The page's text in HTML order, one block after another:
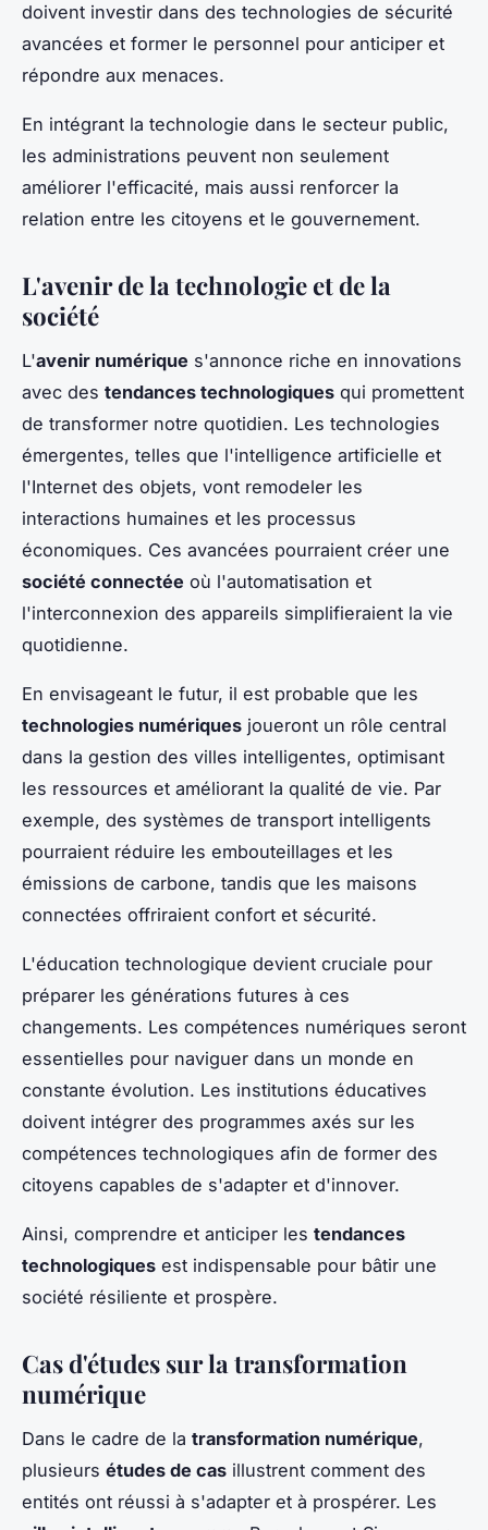
doivent investir dans des technologies de sécurité
avancées et former le personnel pour anticiper et
répondre aux menaces.
En intégrant la technologie dans le secteur public,
les administrations peuvent non seulement
améliorer l'efficacité, mais aussi renforcer la
relation entre les citoyens et le gouvernement.
L'avenir de la technologie et de la
société
L'avenir numérique s'annonce riche en innovations
avec des tendances technologiques qui promettent
de transformer notre quotidien. Les technologies
émergentes, telles que l'intelligence artificielle et
l'Internet des objets, vont remodeler les
interactions humaines et les processus
économiques. Ces avancées pourraient créer une
société connectée où l'automatisation et
l'interconnexion des appareils simplifieraient la vie
quotidienne.
En envisageant le futur, il est probable que les
technologies numériques joueront un rôle central
dans la gestion des villes intelligentes, optimisant
les ressources et améliorant la qualité de vie. Par
exemple, des systèmes de transport intelligents
pourraient réduire les embouteillages et les
émissions de carbone, tandis que les maisons
connectées offriraient confort et sécurité.
L'éducation technologique devient cruciale pour
préparer les générations futures à ces
changements. Les compétences numériques seront
essentielles pour naviguer dans un monde en
constante évolution. Les institutions éducatives
doivent intégrer des programmes axés sur les
compétences technologiques afin de former des
citoyens capables de s'adapter et d'innover.
Ainsi, comprendre et anticiper les tendances
technologiques est indispensable pour bâtir une
société résiliente et prospère.
Cas d'études sur la transformation
numérique
Dans le cadre de la transformation numérique,
plusieurs études de cas illustrent comment des
entités ont réussi à s'adapter et à prospérer. Les